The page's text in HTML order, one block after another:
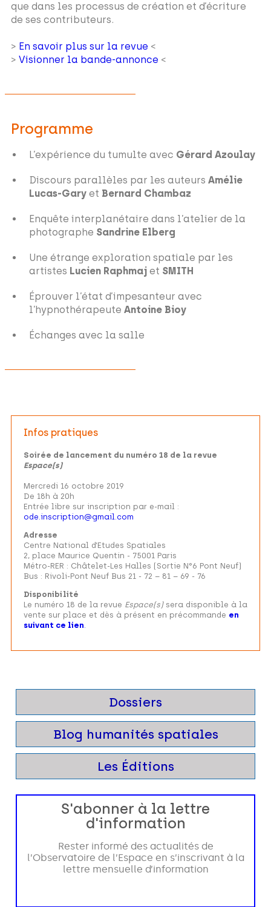
que dans les processus de création et d’écriture
de ses contributeurs.
> En savoir plus sur la revue <
> Visionner la bande-annonce <
Programme
L’expérience du tumulte avec Gérard Azoulay
Discours parallèles par les auteurs Amélie
Lucas-Gary et Bernard Chambaz
Enquête interplanétaire dans l’atelier de la
photographe Sandrine Elberg
Une étrange exploration spatiale par les
artistes Lucien Raphmaj et SMITH
Éprouver l’état d’impesanteur avec
l’hypnothérapeute Antoine Bioy
Échanges avec la salle
Infos pratiques
Soirée de lancement du numéro 18 de la revue
Espace(s)
Mercredi 16 octobre 2019
De 18h à 20h
Entrée libre sur inscription par e-mail :
ode.inscription@gmail.com
Adresse
Centre National d’Etudes Spatiales
2, place Maurice Quentin - 75001 Paris
Métro-RER : Châtelet-Les Halles (Sortie N°6 Pont Neuf)
Bus : Rivoli-Pont Neuf Bus 21 - 72 – 81 – 69 - 76
Disponibilité
Le numéro 18 de la revue Espace(s)sera disponible à la
vente sur place et dès à présent en précommande en
suivant ce lien